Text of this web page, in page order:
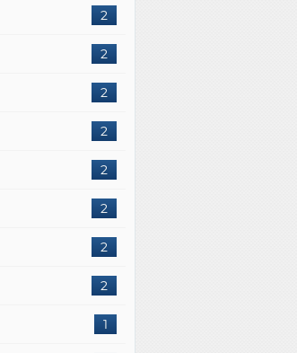
2
2
2
2
2
2
2
2
1